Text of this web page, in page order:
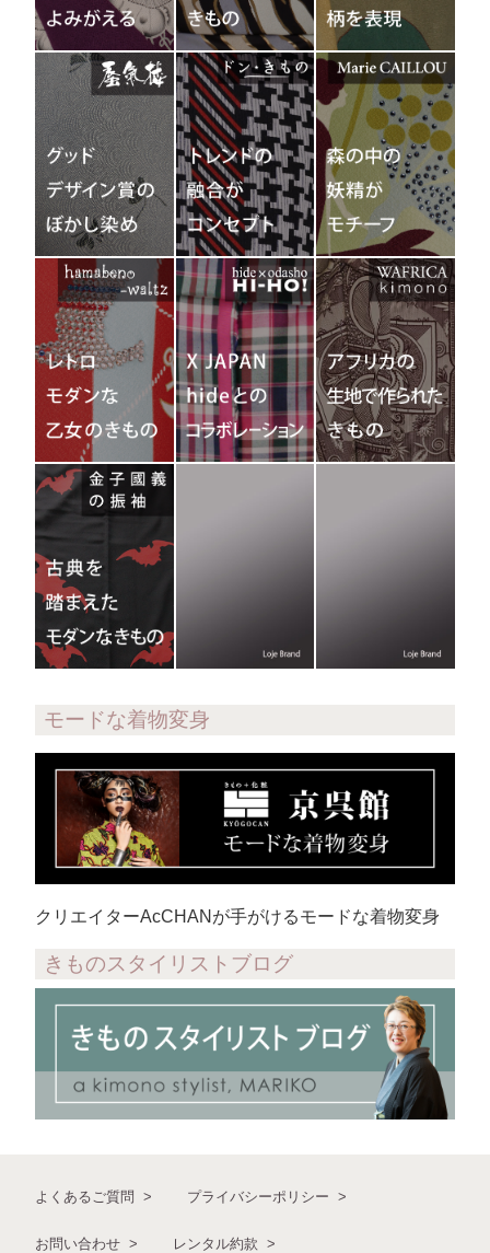
モードな着物変身
クリエイターAcCHANが手がけるモードな着物変身
きものスタイリストブログ
よくあるご質問 プライバシーポリシー
お問い合わせ レンタル約款